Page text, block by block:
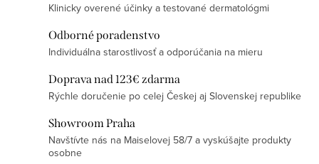
Klinicky overené účinky a testované dermatológmi
Odborné poradenstvo
Individuálna starostlivosť a odporúčania na mieru
Doprava nad 123€ zdarma
Rýchle doručenie po celej Českej aj Slovenskej republike
Showroom Praha
Navštívte nás na Maiselovej 58/7 a vyskúšajte produkty
osobne